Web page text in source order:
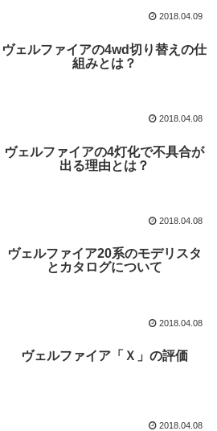
2018.04.09
ヴェルファイアの4wd切り替えの仕
組みとは？
2018.04.08
ヴェルファイアの4灯化で不具合が
出る理由とは？
2018.04.08
ヴェルファイア20系のモデリスタ
とカタログについて
2018.04.08
ヴェルファイア「Ｘ」の評価
2018.04.08